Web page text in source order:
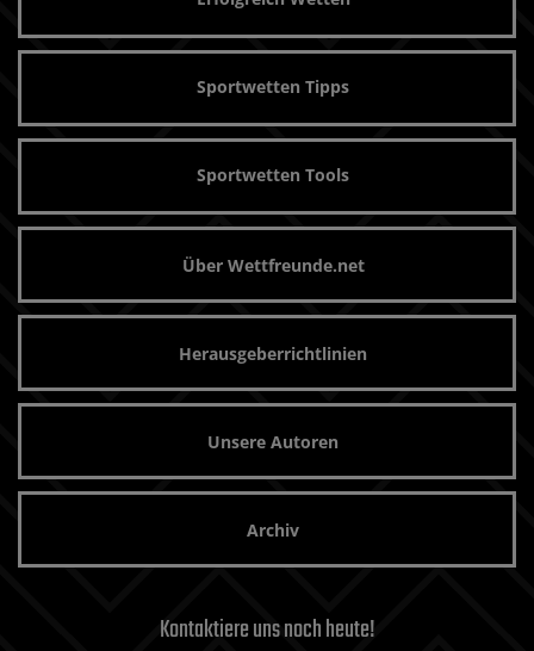
Sportwetten Tipps
Sportwetten Tools
Über Wettfreunde.net
Herausgeberrichtlinien
Unsere Autoren
Archiv
Kontaktiere uns noch heute!